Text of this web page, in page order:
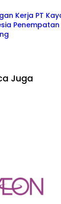
Kerja PT
Penempatan
Juga